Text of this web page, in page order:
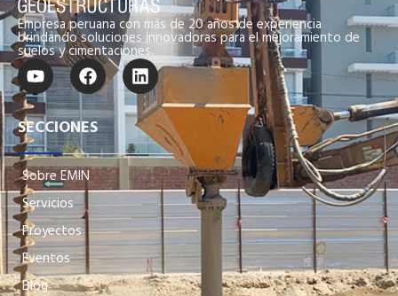
Empresa peruana con más de 20 años de experiencia
brindando soluciones innovadoras para el mejoramiento de
suelos y cimentaciones.
SECCIONES
Sobre EMIN
Servicios
Proyectos
Eventos
Blog